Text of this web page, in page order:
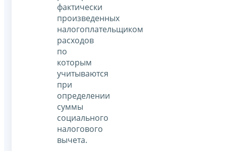
фактически
произведенных
налогоплательщиком
расходов
по
которым
учитываются
при
определении
суммы
социального
налогового
вычета.